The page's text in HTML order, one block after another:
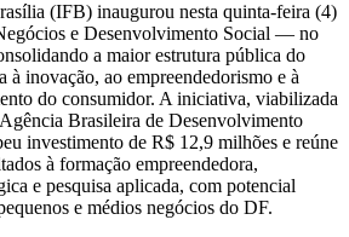
(IFB) inaugurou nesta quinta-feira (4)
e Desenvolvimento Social — no
a maior estrutura pública do
à inovação, ao empreendedorismo e à
do consumidor. A iniciativa, viabilizada
Brasileira de Desenvolvimento
investimento de R$ 12,9 milhões e reúne
à formação empreendedora,
e pesquisa aplicada, com potencial
e médios negócios do DF.